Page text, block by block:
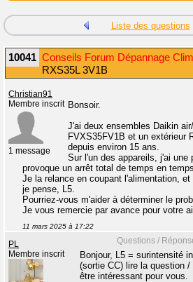
Liste des questions
10041 Conseils Forum Dépannage
RXS35L 3V1B
Christian91
Membre inscrit
1 message
Bonsoir.
J'ai deux ensembles Daikin
FVXS35FV1B et un extérieur
depuis environ 15 ans.
Sur l'un des appareils, j'ai une
provoque un arrêt total de temps en
Je la relance en coupant l'alimentation,
je pense, L5.
Pourriez-vous m'aider à déterminer le
Je vous remercie par avance pour votre
11 mars 2025 à 17:22
Questions /
PL
Membre inscrit
Bonjour, L5 = surintensité
(sortie CC) lire la question
être intéressant pour vous.